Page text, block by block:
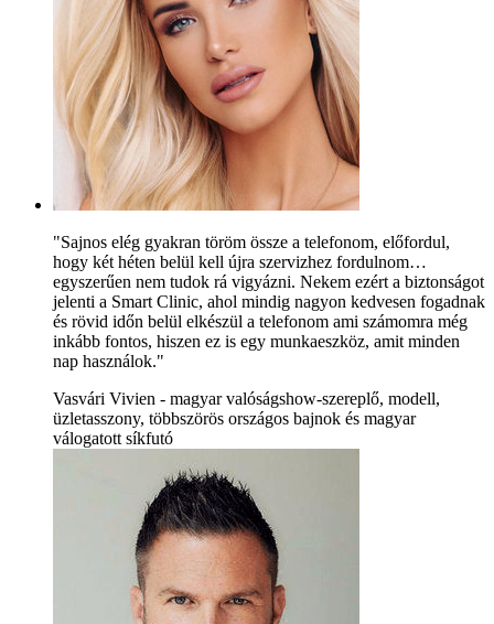
"Sajnos elég gyakran töröm össze a telefonom, előfordul,
hogy két héten belül kell újra szervizhez fordulnom…
egyszerűen nem tudok rá vigyázni. Nekem ezért a biztonságot
jelenti a Smart Clinic, ahol mindig nagyon kedvesen fogadnak
és rövid időn belül elkészül a telefonom ami számomra még
inkább fontos, hiszen ez is egy munkaeszköz, amit minden
nap használok."
Vasvári Vivien - magyar valóságshow-szereplő, modell,
üzletasszony, többszörös országos bajnok és magyar
válogatott síkfutó